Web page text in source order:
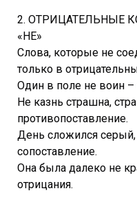
2. ОТРИЦАТЕЛЬНЫЕ
«НЕ»
Слова, которые не
только в
Один в поле не воин –
Не казнь страшна,
противопоставление.
День сложился
сопоставление.
Она была далеко не
отрицания.